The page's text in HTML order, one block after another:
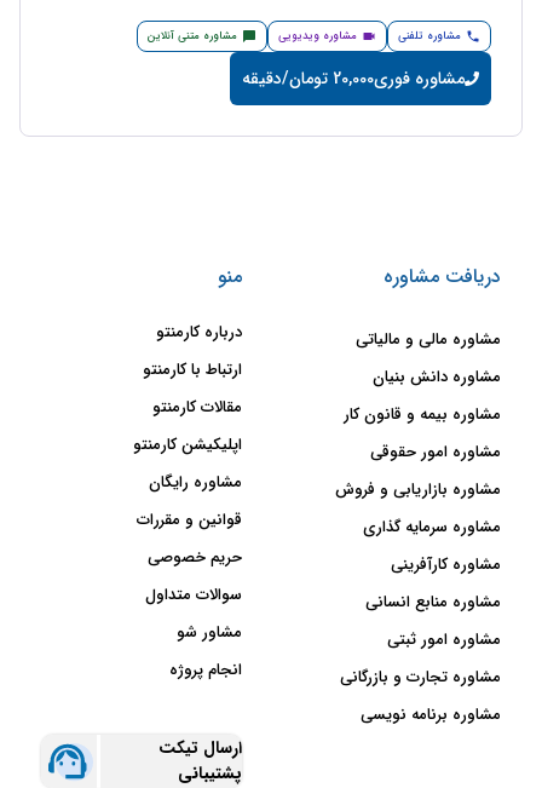
مشاوره تلفنی مشاوره ویدیویی مشاوره متنی آنلاین
مشاوره فوری20,000 تومان/دقیقه
دریافت مشاوره
مشاوره مالی و مالیاتی
مشاوره دانش بنیان
مشاوره بیمه و قانون کار
مشاوره امور حقوقی
مشاوره بازاریابی و فروش
مشاوره سرمایه گذاری
مشاوره کارآفرینی
مشاوره منابع انسانی
مشاوره امور ثبتی
مشاوره تجارت و بازرگانی
مشاوره برنامه نویسی
منو
درباره کارمنتو
ارتباط با کارمنتو
مقالات کارمنتو
اپلیکیشن کارمنتو
مشاوره رایگان
قوانین و مقررات
حریم خصوصی
سوالات متداول
مشاور شو
انجام پروژه
ارسال تیکت
پشتیبانی